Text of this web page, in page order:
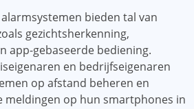
bieden tal van
gezichtsherkenning,
app-gebaseerde bediening.
en bedrijfseigenaren
op afstand beheren en
meldingen op hun smartphones in